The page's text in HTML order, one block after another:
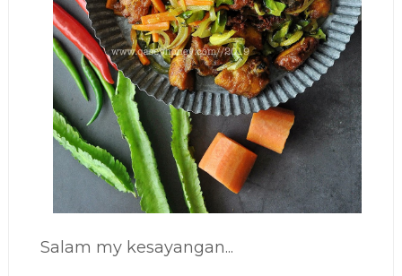
Salam my kesayangan...